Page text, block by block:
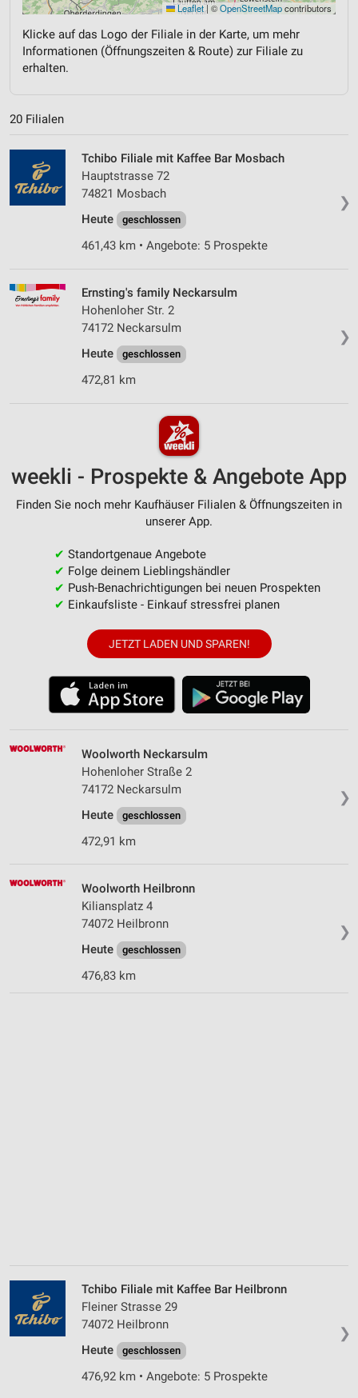
Leaflet|©OpenStreetMapcontributors
Klicke auf das Logo der Filiale in der Karte, um mehr
Informationen (Öffnungszeiten & Route) zur Filiale zu
erhalten.
20 Filialen
❯
Tchibo Filiale mit Kaffee Bar Mosbach
Hauptstrasse 72
74821 Mosbach
Heute
geschlossen
461,43 km • Angebote: 5 Prospekte
❯
Ernsting's family Neckarsulm
Hohenloher Str. 2
74172 Neckarsulm
Heute
geschlossen
472,81 km
weekli - Prospekte & Angebote App
Finden Sie noch mehr Kaufhäuser Filialen & Öffnungszeiten in
unserer App.
✔ Standortgenaue Angebote
✔ Folge deinem Lieblingshändler
✔ Push-Benachrichtigungen bei neuen Prospekten
✔ Einkaufsliste - Einkauf stressfrei planen
JETZT LADEN UND SPAREN!
❯
Woolworth Neckarsulm
Hohenloher Straße 2
74172 Neckarsulm
Heute
geschlossen
472,91 km
❯
Woolworth Heilbronn
Kiliansplatz 4
74072 Heilbronn
Heute
geschlossen
476,83 km
❯
Tchibo Filiale mit Kaffee Bar Heilbronn
Fleiner Strasse 29
74072 Heilbronn
Heute
geschlossen
476,92 km • Angebote: 5 Prospekte